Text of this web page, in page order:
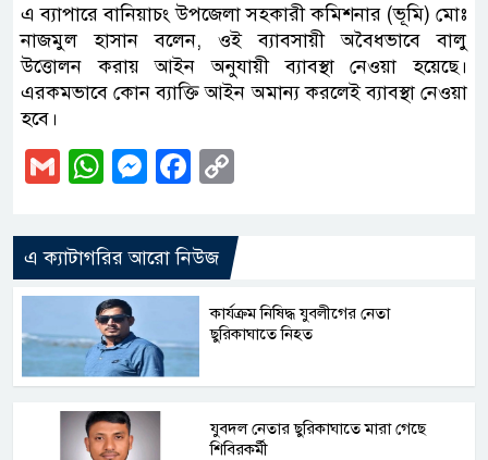
এ ব্যাপারে বানিয়াচং উপজেলা সহকারী কমিশনার (ভূমি) মোঃ
নাজমুল হাসান বলেন, ওই ব্যাবসায়ী অবৈধভাবে বালু
উত্তোলন করায় আইন অনুযায়ী ব্যাবস্থা নেওয়া হয়েছে।
এরকমভাবে কোন ব্যাক্তি আইন অমান্য করলেই ব্যাবস্থা নেওয়া
হবে।
GmailWhatsApp
Messenger
Facebook
এ ক্যাটাগরির আরো নিউজ
কার্যক্রম নিষিদ্ধ যুবলীগের নেতা
ছুরিকাঘাতে নিহত
যুবদল নেতার ছুরিকাঘাতে মারা গেছে
শিবিরকর্মী